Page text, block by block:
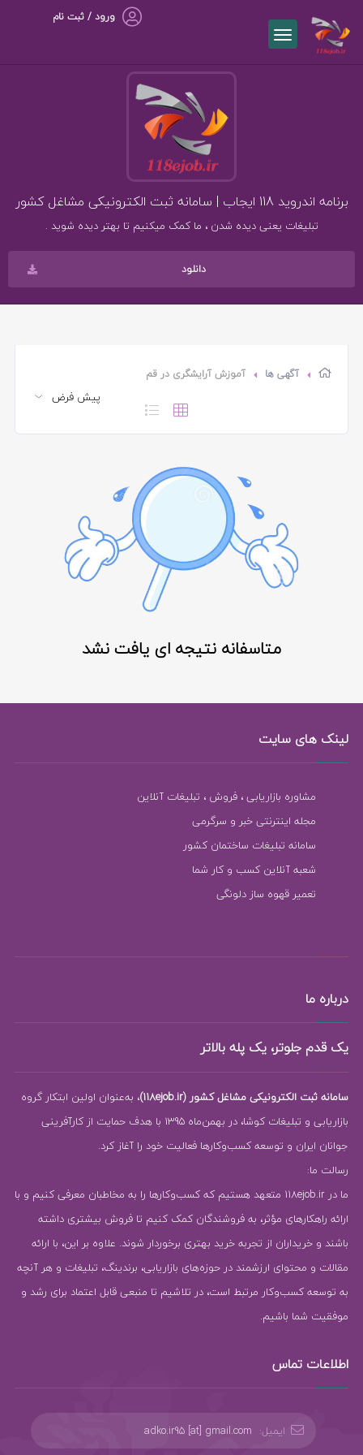
ورود / ثبت نام
برنامه اندروید 118 ایجاب | سامانه ثبت الکترونیکی مشاغل کشور
تبلیغات یعنی دیده شدن ، ما کمک میکنیم تا بهتر دیده شوید .
دانلود
آگهی ها آموزش آرایشگری در قم
متاسفانه نتیجه ای یافت نشد
لینک های سایت
مشاوره بازاریابی ، فروش ، تبلیغات آنلاین
مجله اینترنتی خبر و سرگرمی
سامانه تبلیغات ساختمان کشور
شعبه آنلاین کسب و کار شما
تعمیر قهوه ساز دلونگی
درباره ما
یک قدم جلوتر، یک پله بالاتر
سامانه ثبت الکترونیکی مشاغل کشور (118ejob.ir)
، به‌عنوان اولین ابتکار گروه
بازاریابی و تبلیغات کوشا، در بهمن‌ماه 1395 با هدف حمایت از کارآفرینی
جوانان ایران و توسعه کسب‌وکارها فعالیت خود را آغاز کرد.
رسالت ما:
ما در 118ejob.ir متعهد هستیم که کسب‌وکارها را به مخاطبان معرفی کنیم و با
ارائه راهکارهای مؤثر، به فروشندگان کمک کنیم تا فروش بیشتری داشته
باشند و خریداران از تجربه خرید بهتری برخوردار شوند. علاوه بر این، با ارائه
مقالات و محتوای ارزشمند در حوزه‌های بازاریابی، برندینگ، تبلیغات و هر آنچه
به توسعه کسب‌وکار مرتبط است، در تلاشیم تا منبعی قابل اعتماد برای رشد و
موفقیت شما باشیم.
اطلاعات تماس
ایمیل: adko.ir95 [at] gmail.com